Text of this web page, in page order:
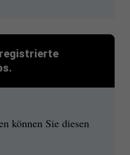
können Sie diesen